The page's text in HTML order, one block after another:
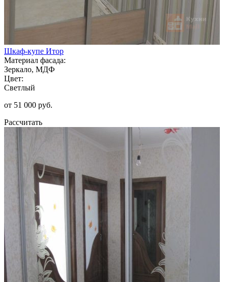
Шкаф-купе Итор
Материал фасада:
Зеркало, МДФ
Цвет:
Светлый
от 51 000 руб.
Рассчитать